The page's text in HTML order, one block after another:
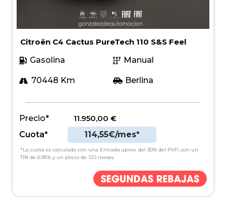
Citroën C4 Cactus PureTech 110 S&S Feel
Gasolina
Manual
70448 Km Berlina
Precio* 11.950,00 €
Cuota*
114,55€/mes*
*La cuota es calculada con una Entrada aprox. del 30% del PVP, con un
TIN de 6.95% y un plazo de 120 meses.